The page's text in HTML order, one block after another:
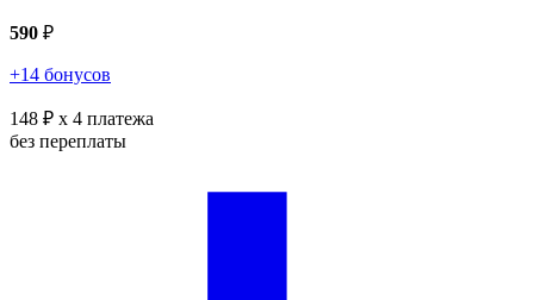
590 ₽
+14 бонусов
148 ₽ x 4 платежа
без переплаты